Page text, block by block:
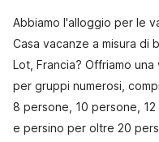
Abbiamo l'alloggio per le
Casa vacanze a misura di
Lot, Francia? Offriamo
per gruppi numerosi,
8 persone, 10 persone,
e persino per oltre 20